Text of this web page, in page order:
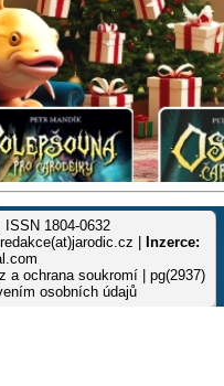
1804-0632
|
Inzerce:
a ochrana soukromí | pg(2937)
osobních údajů